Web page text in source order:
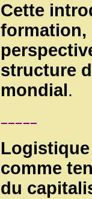
Cette
formation,
structure
mondial .
comme
du